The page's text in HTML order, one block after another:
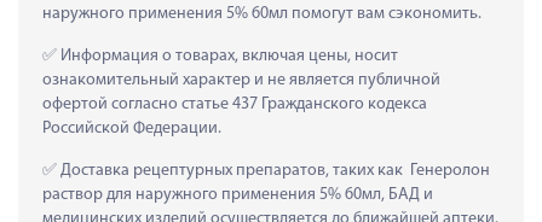
наружного применения 5% 60мл помогут вам сэкономить.
Информация о товарах, включая цены, носит
ознакомительный характер и не является публичной
офертой согласно статье 437 Гражданского кодекса
Российской Федерации.
Доставка рецептурных препаратов, таких как  Генеролон
раствор для наружного применения 5% 60мл, БАД и